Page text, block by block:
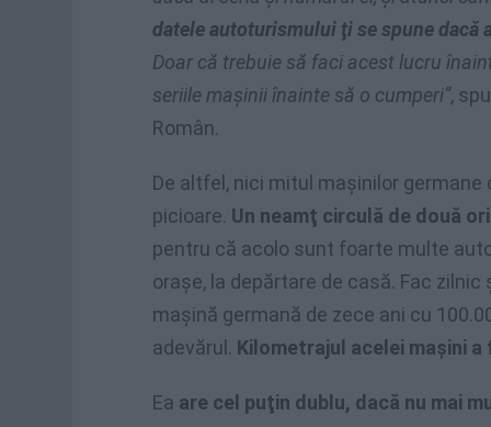
datele autoturismului ţi se spune dacă
Doar că trebuie să faci acest lucru
seriile maşinii înainte să o cumperi“,
Român.
De altfel, nici mitul maşinilor
picioare. Un neamţ circulă de două
pentru că acolo sunt foarte multe
oraşe, la depărtare de casă. Fac
maşină germană de zece ani cu
adevărul. Kilometrajul acelei maşini
Ea are cel puţin dublu, dacă nu mai